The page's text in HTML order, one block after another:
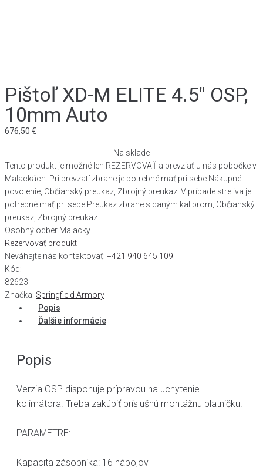
Pištoľ XD-M ELITE 4.5" OSP,
10mm Auto
676,50 €
Na sklade
Tento produkt je možné len REZERVOVAŤ a prevziať u nás pobočke v
Malackách. Pri prevzatí zbrane je potrebné mať pri sebe Nákupné
povolenie, Občianský preukaz, Zbrojný preukaz. V prípade streliva je
potrebné mať pri sebe Preukaz zbrane s daným kalibrom, Občianský
preukaz, Zbrojný preukaz.
Osobný odber Malacky
Rezervovať produkt
Neváhajte nás kontaktovať: +421 940 645 109
Kód:
82623
Značka: Springfield Armory
Popis
Ďalšie informácie
Popis
Verzia OSP disponuje prípravou na uchytenie
kolimátora. Treba zakúpiť príslušnú montážnu platničku.
PARAMETRE:
Kapacita zásobníka: 16 nábojov